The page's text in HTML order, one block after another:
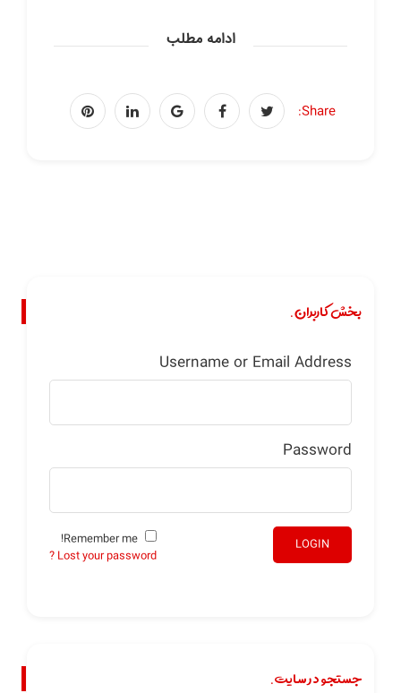
ادامه مطلب
Share:
بخش کاربران.
Username or Email Address
Password
LOGIN
Lost your password ?
جستجو در سایت.